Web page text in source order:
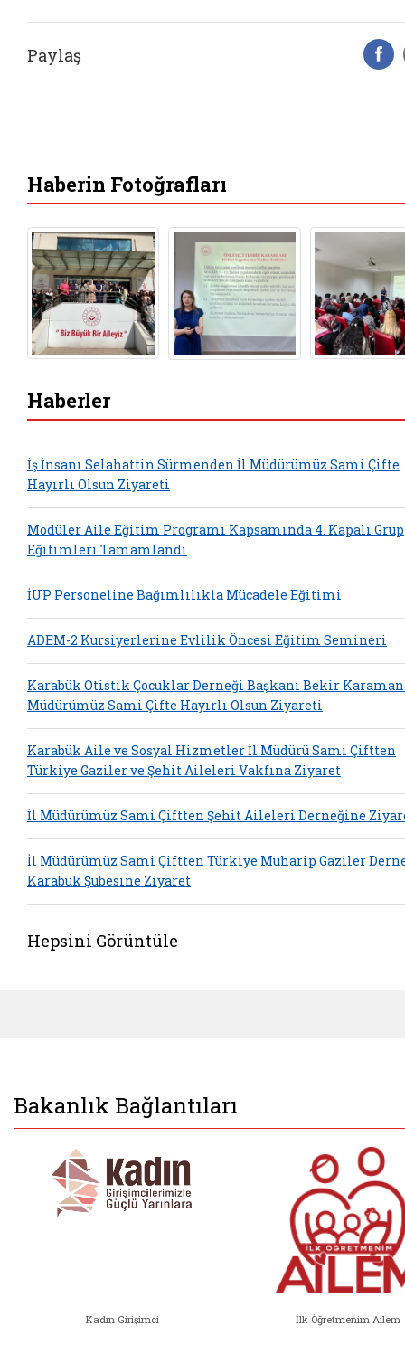
Paylaş
Haberin Fotoğrafları
Haberler
İş İnsanı Selahattin Sürmenden İl Müdürümüz Sami Çifte
Hayırlı Olsun Ziyareti
Modüler Aile Eğitim Programı Kapsamında 4. Kapalı Grup
Eğitimleri Tamamlandı
İUP Personeline Bağımlılıkla Mücadele Eğitimi
ADEM-2 Kursiyerlerine Evlilik Öncesi Eğitim Semineri
Karabük Otistik Çocuklar Derneği Başkanı Bekir
Müdürümüz Sami Çifte Hayırlı Olsun Ziyareti
Karabük Aile ve Sosyal Hizmetler İl Müdürü Sami Çiftten
Türkiye Gaziler ve Şehit Aileleri Vakfına Ziyaret
İl Müdürümüz Sami Çiftten Şehit Aileleri Derneğine
İl Müdürümüz Sami Çiftten Türkiye Muharip Gaziler
Karabük Şubesine Ziyaret
Hepsini Görüntüle
Bakanlık Bağlantıları
Kadın Girişimci İlk Öğretmenim Ailem